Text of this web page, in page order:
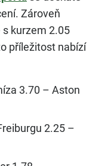
Zároveň
kurzem 2.05
příležitost nabízí
3.70 – Aston
2.25 –